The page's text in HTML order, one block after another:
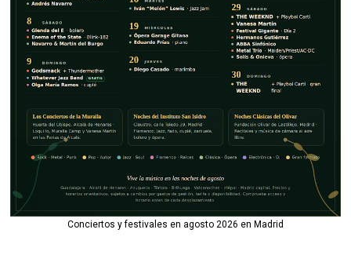
Conciertos y festivales en agosto 2026 en Madrid